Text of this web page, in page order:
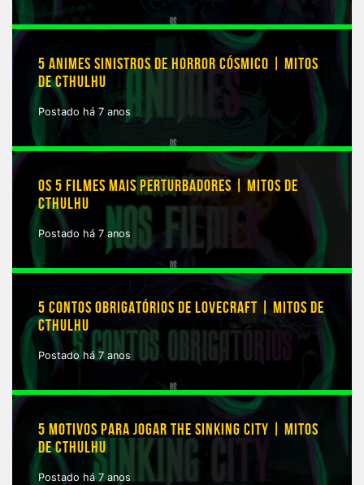
5 ANIMES SINISTROS DE HORROR CÓSMICO | MITOS
DE CTHULHU
Postado há 7 anos
OS 5 FILMES MAIS PERTURBADORES | MITOS DE
CTHULHU
Postado há 7 anos
5 CONTOS OBRIGATÓRIOS DE LOVECRAFT | MITOS DE
CTHULHU
Postado há 7 anos
5 MOTIVOS PARA JOGAR THE SINKING CITY | MITOS
DE CTHULHU
Postado há 7 anos